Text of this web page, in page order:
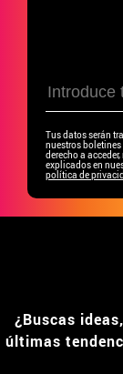
Tus datos serán
nuestros
derecho a
explicados en
política de
¿Buscas
últimas